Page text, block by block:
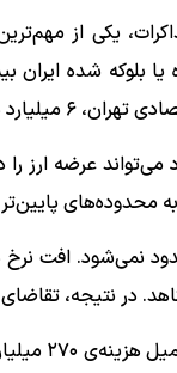
یکی از مهم‌ترین
در دسترس خواهد بود.
عرضه ارز
حتی حوالی ۱۱۵ هزار تومان، دور
نمی‌شود. افت
در نتیجه،
گفتنی